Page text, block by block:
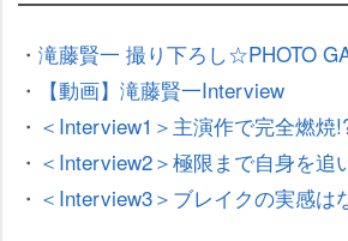
・ 滝藤賢一 撮り下ろし☆PHOTO
・
【動画】滝藤賢一Interview
・ ＜Interview1＞主演作で完全燃焼
・ ＜Interview2＞極限まで自身を追
・ ＜Interview3＞ブレイクの実感は